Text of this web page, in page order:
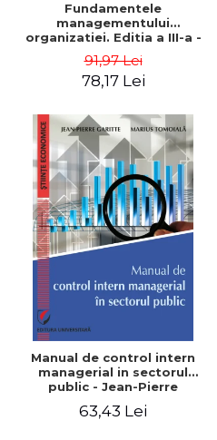
Fundamentele
managementului
organizatiei. Editia a III-a -
91,97 Lei
78,17 Lei
Manual de control intern
managerial in sectorul
public - Jean-Pierre
63,43 Lei